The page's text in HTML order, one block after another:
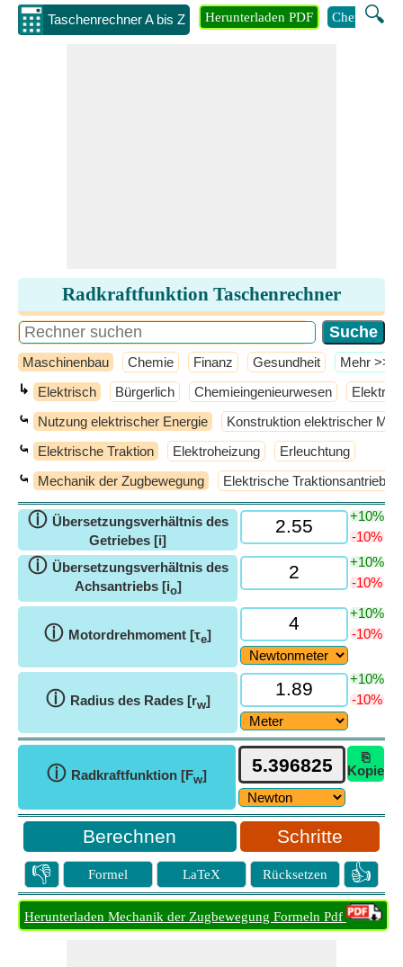
Taschenrechner A bis Z 🔍
Herunterladen PDF Chemie
Radkraftfunktion Taschenrechner
Maschinenbau Chemie Finanz Gesundheit ​Mehr >>
↳ Elektrisch Bürgerlich Chemieingenieurwesen
⤿ Nutzung elektrischer Energie Konstruktion elektrischer
⤿ Elektrische Traktion Elektroheizung Erleuchtung
⤿ Mechanik der Zugbewegung Elektrische Traktionsantriebe
ⓘ Übersetzungsverhältnis des
Getriebes [i]
+10%
-10%
ⓘ Übersetzungsverhältnis des
Achsantriebs [io]
+10%
-10%
ⓘ Motordrehmoment [τe]
+10%
-10%
ⓘ Radius des Rades [rw]
+10%
-10%
ⓘ Radkraftfunktion [Fw]
⎘
Kopie
Schritte
👎 Formel LaTeX Rücksetzen 👍
Herunterladen Mechanik der Zugbewegung Formeln Pdf